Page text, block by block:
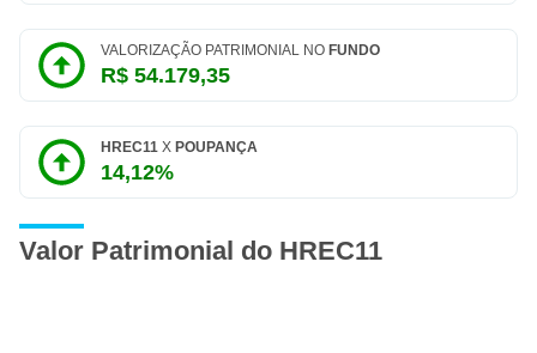
VALORIZAÇÃO PATRIMONIAL NO FUNDO
R$ 54.179,35
HREC11 X POUPANÇA
14,12%
Valor Patrimonial do HREC11